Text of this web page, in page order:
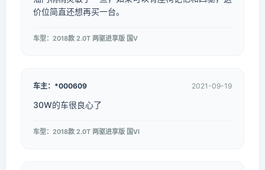
价位简直还想再买一台。
车型：2018款 2.0T 两驱进享版 国V
车主：*000609 2021-09-19
30W的车很良心了
车型：2018款 2.0T 两驱进享版 国VI